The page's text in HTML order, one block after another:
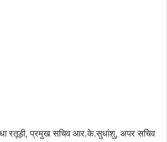
रतूड़ी, प्रमुख सचिव आर.के.सुधांशु, अपर सचिव